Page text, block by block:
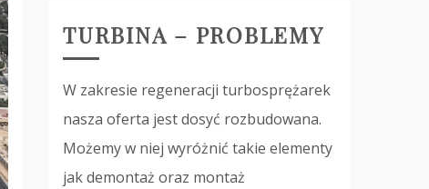
TURBINA – PROBLEMY
W zakresie regeneracji turbosprężarek
nasza oferta jest dosyć rozbudowana.
Możemy w niej wyróżnić takie elementy
jak demontaż oraz montaż